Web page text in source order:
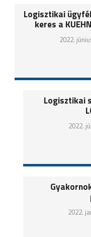
Logisztikai
keres a
2022.
Logisztikai
2022.
2022.